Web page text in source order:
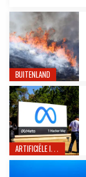
BUITENLAND
ARTIFICIËLE INTELLIGENTIE